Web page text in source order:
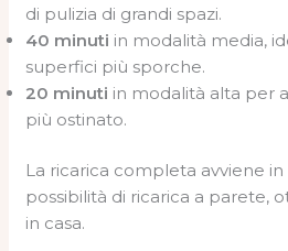
di pulizia di grandi spazi.
40 minuti in modalità media,
superfici più sporche.
20 minuti in modalità alta per
più ostinato.
La ricarica completa avviene in
possibilità di ricarica a parete,
in casa.